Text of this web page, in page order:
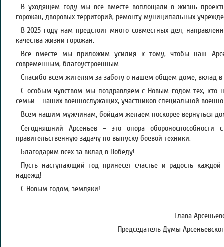
В уходящем году мы все вместе воплощали в жизнь
горожан, дворовых территорий, ремонту муниципальных
В 2025 году нам предстоит много совместных дел,
качества жизни горожан.
Все вместе мы приложим усилия к тому, чтобы наш
современным, благоустроенным.
Спасибо всем жителям за заботу о нашем общем доме, вклад в
С особым чувством мы поздравляем с Новым годом тех, кто
семьи – наших военнослужащих, участников специальной
Всем нашим мужчинам, бойцам желаем поскорее вернуться
Сегодняшний Арсеньев – это опора обороноспособности
правительственную задачу по выпуску боевой техники.
Благодарим всех за вклад в Победу!
Пусть наступающий год принесет счастье и радость
надежд!
С Новым годом, земляки!
Глава
Председатель Думы